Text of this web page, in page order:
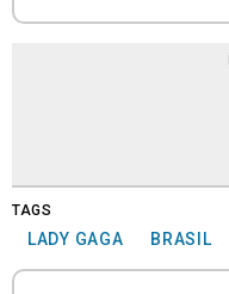
TAGS
LADY GAGA BRASIL